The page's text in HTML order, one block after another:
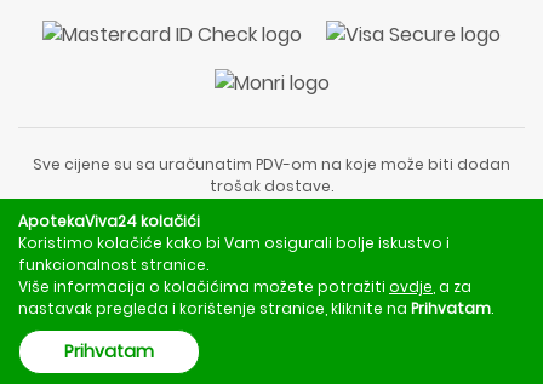
Sve cijene su sa uračunatim PDV-om na koje može biti dodan
trošak dostave.
liječnički pregled ili savjet farmaceuta.
Za obavijesti o mjerama opreza, rizicima i nuspojavama
obratite se svom liječniku ili farmaceutu.
Copyright © 2020 - 2026 | ApotekaViva24 | Sva prava zadržava
ApotekaViva24 kolačići
Koristimo kolačiće kako bi Vam osigurali bolje iskustvo i
funkcionalnost stranice.
Više informacija o kolačićima možete potražiti ovdje , a za
nastavak pregleda i korištenje stranice, kliknite na Prihvatam.
Prihvatam